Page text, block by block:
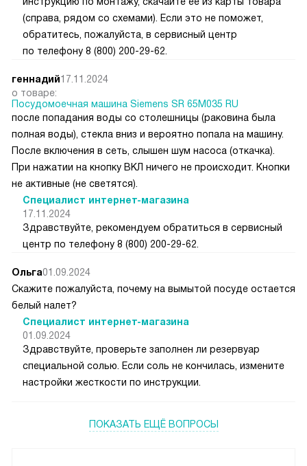
(справа, рядом со схемами). Если это не поможет,
обратитесь, пожалуйста, в сервисный центр
по телефону 8 (800) 200-29-62.
геннадий17.11.2024
о товаре:
Посудомоечная машина Siemens SR 65M035 RU
после попадания воды со столешницы (раковина была
полная воды), стекла вниз и вероятно попала на машину.
После включения в сеть, слышен шум насоса (откачка).
При нажатии на кнопку ВКЛ ничего не происходит. Кнопки
не активные (не светятся).
Специалист интернет-магазина
17.11.2024
Здравствуйте, рекомендуем обратиться в сервисный
центр по телефону 8 (800) 200-29-62.
Ольга01.09.2024
Скажите пожалуйста, почему на вымытой посуде остается
белый налет?
Специалист интернет-магазина
01.09.2024
Здравствуйте, проверьте заполнен ли резервуар
специальной солью. Если соль не кончилась, измените
настройки жесткости по инструкции.
ПОКАЗАТЬ ЕЩЁ ВОПРОСЫ